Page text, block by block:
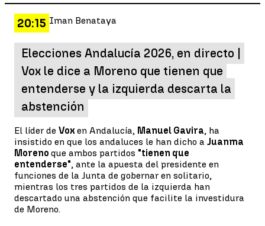
20:15 Iman Benataya
Elecciones Andalucía 2026, en directo |
Vox le dice a Moreno que tienen que
entenderse y la izquierda descarta la
abstención
El líder de Voxen Andalucía, Manuel Gavira, ha
insistido en que los andaluces le han dicho a Juanma
Moreno que ambos partidos "tienen que
entenderse", ante la apuesta del presidente en
funciones de la Junta de gobernar en solitario,
mientras los tres partidos de la izquierda han
descartado una abstención que facilite la investidura
de Moreno.